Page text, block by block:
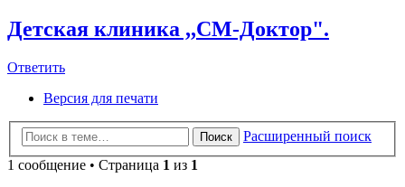
Детская клиника ,,СМ-Доктор".
Ответить
Версия для печати
Поиск
Расширенный поиск
1 сообщение • Страница 1 из 1